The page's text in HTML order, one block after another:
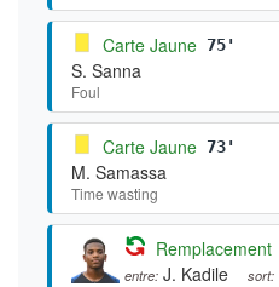
Carte Jaune 75'
S. Sanna
Foul
Carte Jaune 73'
M. Samassa
Time wasting
Remplacement
entre: J. Kadile sort: